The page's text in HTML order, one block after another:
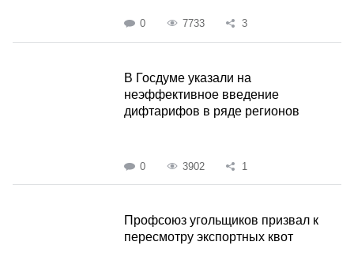
0 7733 3
В Госдуме указали на
неэффективное введение
дифтарифов в ряде регионов
0 3902 1
Профсоюз угольщиков призвал к
пересмотру экспортных квот